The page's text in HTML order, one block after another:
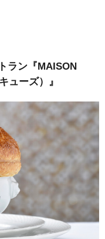
ラン『MAISON
ューズ）』